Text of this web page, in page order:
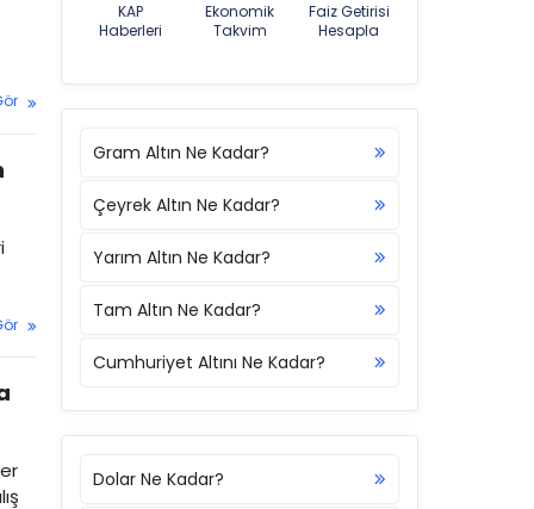
KAP
Haberleri
Ekonomik
Takvim
Faiz Getirisi
Hesapla
Gram Altın Ne Kadar?
Çeyrek Altın Ne Kadar?
Yarım Altın Ne Kadar?
Tam Altın Ne Kadar?
Cumhuriyet Altını Ne Kadar?
Dolar Ne Kadar?